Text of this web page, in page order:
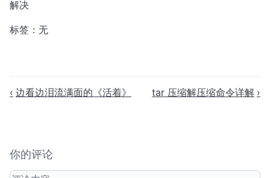
解决
标签：无
边看边泪流满面的《活着》 tar 压缩解压缩命令详解
你的评论